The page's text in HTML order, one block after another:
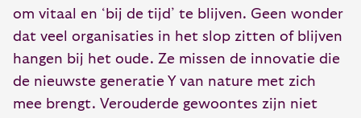
om vitaal en ‘bij de tijd’ te blijven. Geen wonder
dat veel organisaties in het slop zitten of blijven
hangen bij het oude. Ze missen de innovatie die
de nieuwste generatie Y van nature met zich
mee brengt. Verouderde gewoontes zijn niet